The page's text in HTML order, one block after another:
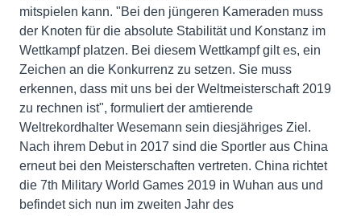
mitspielen kann. "Bei den jüngeren Kameraden muss
der Knoten für die absolute Stabilität und Konstanz im
Wettkampf platzen. Bei diesem Wettkampf gilt es, ein
Zeichen an die Konkurrenz zu setzen. Sie muss
erkennen, dass mit uns bei der Weltmeisterschaft 2019
zu rechnen ist", formuliert der amtierende
Weltrekordhalter Wesemann sein diesjähriges Ziel.
Nach ihrem Debut in 2017 sind die Sportler aus China
erneut bei den Meisterschaften vertreten. China richtet
die 7th Military World Games 2019 in Wuhan aus und
befindet sich nun im zweiten Jahr des